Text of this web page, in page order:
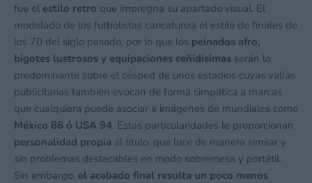
fue el estilo retro que impregna su apartado visual. El
modelado de los futbolistas caricaturiza el estilo de finales de
los 70 del siglo pasado, por lo que los peinados afro,
bigotes lustrosos y equipaciones ceñidísimas serán lo
predominante sobre el césped de unos estadios cuyas vallas
publicitarias también evocan de forma simpática a marcas
que cualquiera puede asociar a imágenes de mundiales como
México 86 ó USA 94. Estas particularidades le proporcionan
personalidad propia al título, que luce de manera similar y
sin problemas destacables en modo sobremesa y portátil.
Sin embargo, el acabado final resulta un poco menos